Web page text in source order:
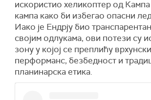
искористио хеликоптер од
кампа како би избегао опасни
Иако је Ендрjу био
својим одлукама, ови потези су
зону у којој се преплићу
перформанс, безбедност и
планинарска етика.